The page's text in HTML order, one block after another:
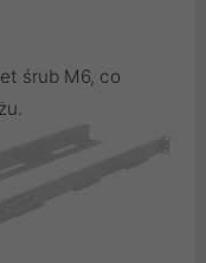
śrub M6, co